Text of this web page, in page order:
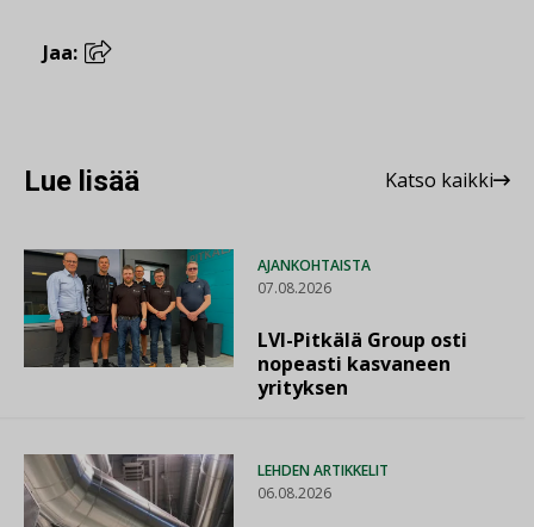
Jaa:
Lue lisää Katso kaikki
AJANKOHTAISTA
07.08.2026
LVI-Pitkälä Group osti
nopeasti kasvaneen
yrityksen
LEHDEN ARTIKKELIT
06.08.2026